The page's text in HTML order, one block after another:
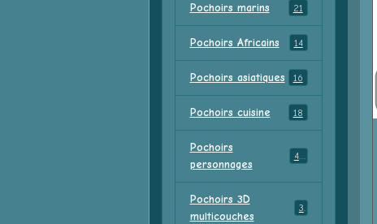
Pochoirs marins 21
Pochoirs Africains 14
Pochoirs asiatiques 16
Pochoirs cuisine 18
Pochoirs
personnages
47
Pochoirs 3D
multicouches
3